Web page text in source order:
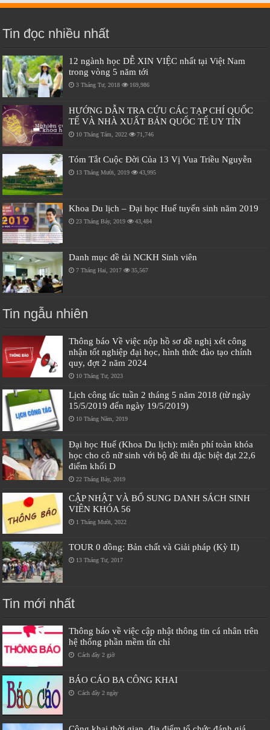
Tin đọc nhiều nhất
12 ngành học DỄ XIN VIỆC nhất tại Việt Nam
trong vòng 5 năm tới
3 Tháng Tư, 2018 169,986
HƯỚNG DẪN TRA CỨU CÁC TẠP CHÍ QUỐC
TẾ VÀ NHÀ XUẤT BẢN QUỐC TẾ UY TÍN
10 Tháng Tám, 2022 71,746
Tóm Tắt Cuộc Đời Của 13 Vị Vua Triều Nguyễn
13 Tháng Mười, 2019 43,995
Khoa Du lịch – Đại học Huế tuyển sinh năm 2019
23 Tháng Bảy, 2019 43,484
Danh mục đề tài NCKH Sinh viên
7 Tháng Hai, 2017 35,567
Tin ngẫu nhiên
Thông báo Về việc nộp hồ sơ đề nghị xét công
nhận tốt nghiệp đại học, hình thức đào tạo chính
quy, đợt 2 năm 2024
10 Tháng Tư, 2023
Lịch công tác tuần 2 tháng 5 năm 2018 (từ ngày
15/5/2019 đến ngày 19/5/2019)
10 Tháng Năm, 2019
Đại học Huế (Khoa Du lịch): miễn phí toàn khóa
học cho cô nữ sinh với bộ đề thi đặc biệt đạt 22,6
điểm khối D
22 Tháng Bảy, 2019
CẬP NHẬT VÀ BỔ SUNG DANH SÁCH SINH
VIÊN KHÓA 56
1 Tháng Mười, 2022
TOUR 0 đồng: Bản chất và Giải pháp (Kỳ II)
13 Tháng Tư, 2017
Tin mới nhất
Thông báo về việc cập nhật thông tin cá nhân trên
hệ thống phần mềm tín chỉ
Cách đây 2 giờ
BÁO CÁO BA CÔNG KHAI
Cách đây 2 ngày